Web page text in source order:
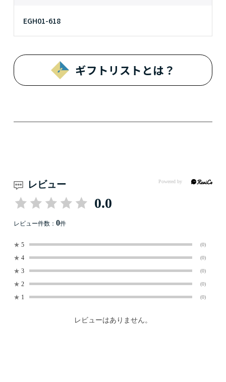
EGH01-618
ギフトリストとは？
レビュー
0.0
レビュー件数： 0件
★ 5 (0)
★ 4 (0)
★ 3 (0)
★ 2 (0)
★ 1 (0)
レビューはありません。